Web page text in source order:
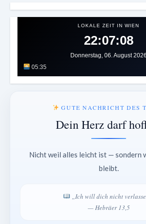
LOKALE ZEIT IN WIEN
22:07:12
Donnerstag, 06. August 2026
05:35
GUTE NACHRICHT DES
Dein Herz darf
Nicht weil alles leicht ist — sondern
bleibt.
„Ich will dich nicht
— Hebräer 13,5